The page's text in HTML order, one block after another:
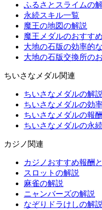
ふるさとスライムの
永続スキル一覧
魔王の地図の解説
魔王メダルのおすす
大地の石版の効率的
大地の石版交換所の
ちいさなメダル関連
ちいさなメダルの解説
ちいさなメダルの効
ちいさなメダルの報
ちいさなメダルの永
カジノ関連
カジノおすすめ報酬
スロットの解説
麻雀の解説
ニャンバーズの解説
なぞりドラけしの解説